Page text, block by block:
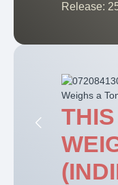
Release:
Zum vorherigen